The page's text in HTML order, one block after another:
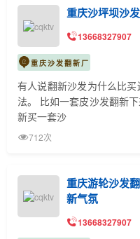
重庆沙坪坝沙
13668327907
重庆沙发翻新厂
有人说翻新沙发为什么比
法。 比如一套皮沙发翻新
新买一套沙
712次
重庆游轮沙发
新气氛
13668327907